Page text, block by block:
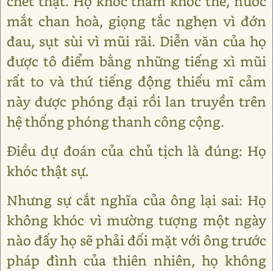
mắt chan hoà, giọng tắc nghẹn vì đớn
đau, sụt sùi vì mũi rãi. Diễn văn của họ
được tô điểm bằng những tiếng xì mũi
rất to và thứ tiếng động thiếu mĩ cảm
này được phóng đại rồi lan truyền trên
hệ thống phóng thanh công cộng.
Điều dự đoán của chủ tịch là đúng: Họ
khóc thật sự.
Nhưng sự cắt nghĩa của ông lại sai: Họ
không khóc vì mường tượng một ngày
nào đấy họ sẽ phải đối mặt với ông trước
pháp đình của thiên nhiên, họ không